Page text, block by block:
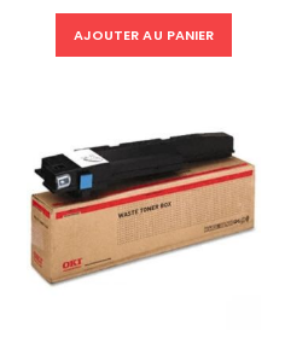
AJOUTER AU PANIER